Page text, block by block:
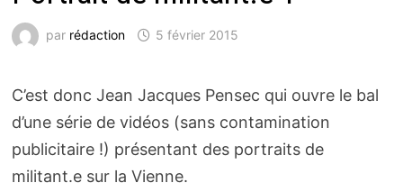
par rédaction 5 février 2015
C’est donc Jean Jacques Pensec qui ouvre le bal
d’une série de vidéos (sans contamination
publicitaire !) présentant des portraits de
militant.e sur la Vienne.